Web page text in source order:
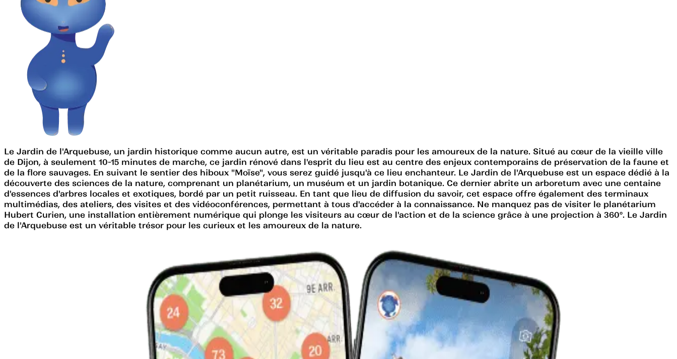
Le Jardin de l'Arquebuse, un jardin historique comme aucun autre, est un véritable paradis pour les amoureux de la nature. Situé au cœur de la vieille ville
de Dijon, à seulement 10-15 minutes de marche, ce jardin rénové dans l'esprit du lieu est au centre des enjeux contemporains de préservation de la faune et
de la flore sauvages. En suivant le sentier des hiboux "Moïse", vous serez guidé jusqu'à ce lieu enchanteur. Le Jardin de l'Arquebuse est un espace dédié à la
découverte des sciences de la nature, comprenant un planétarium, un muséum et un jardin botanique. Ce dernier abrite un arboretum avec une centaine
d'essences d'arbres locales et exotiques, bordé par un petit ruisseau. En tant que lieu de diffusion du savoir, cet espace offre également des terminaux
multimédias, des ateliers, des visites et des vidéoconférences, permettant à tous d'accéder à la connaissance. Ne manquez pas de visiter le planétarium
Hubert Curien, une installation entièrement numérique qui plonge les visiteurs au cœur de l'action et de la science grâce à une projection à 360°. Le Jardin
de l'Arquebuse est un véritable trésor pour les curieux et les amoureux de la nature.